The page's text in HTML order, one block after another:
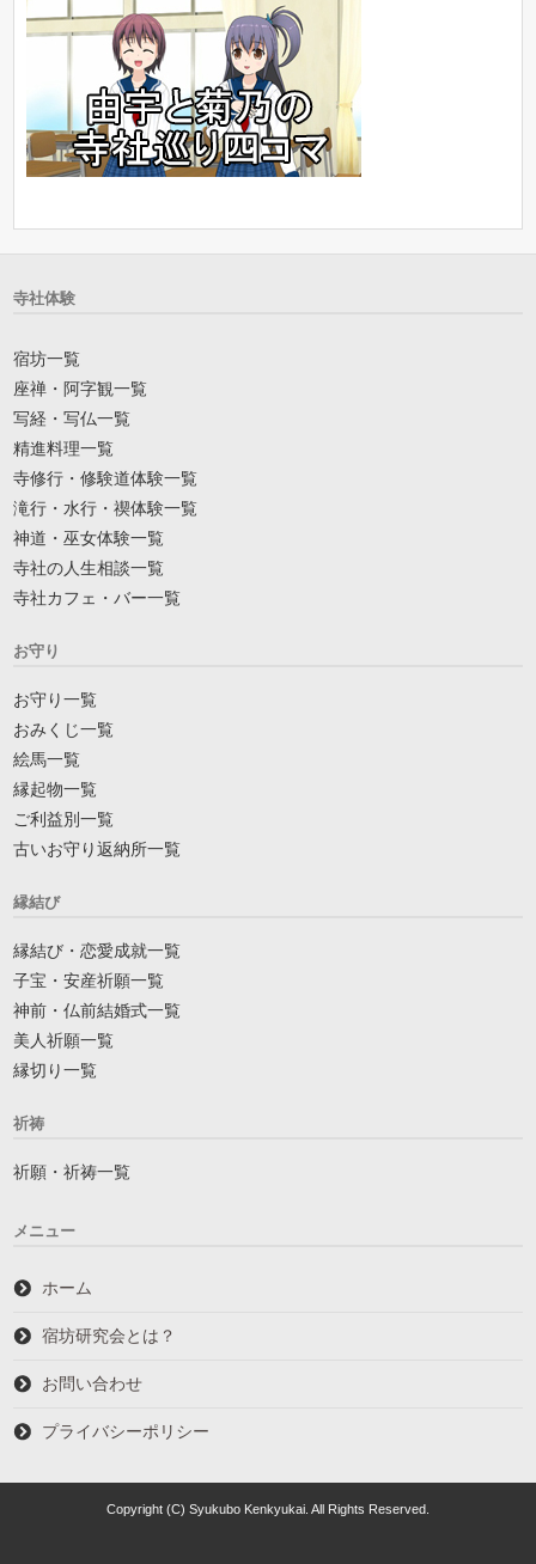
寺社体験
宿坊一覧
座禅・阿字観一覧
写経・写仏一覧
精進料理一覧
寺修行・修験道体験一覧
滝行・水行・禊体験一覧
神道・巫女体験一覧
寺社の人生相談一覧
寺社カフェ・バー一覧
お守り
お守り一覧
おみくじ一覧
絵馬一覧
縁起物一覧
ご利益別一覧
古いお守り返納所一覧
縁結び
縁結び・恋愛成就一覧
子宝・安産祈願一覧
神前・仏前結婚式一覧
美人祈願一覧
縁切り一覧
祈祷
祈願・祈祷一覧
メニュー
ホーム
宿坊研究会とは？
お問い合わせ
プライバシーポリシー
Copyright (C) Syukubo Kenkyukai. All Rights Reserved.